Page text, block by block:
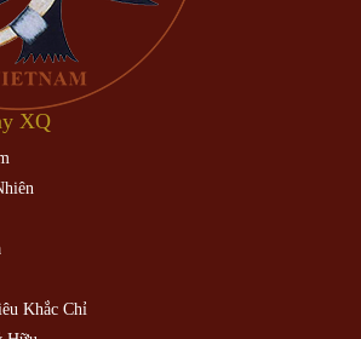
XQ
Khắc Chỉ